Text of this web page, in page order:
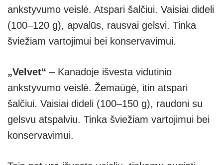
ankstyvumo veislė. Atspari šalčiui. Vaisiai dideli
(100–120 g), apvalūs, rausvai gelsvi. Tinka
šviežiam vartojimui bei konservavimui.
„Velvet“ – Kanadoje išvesta vidutinio
ankstyvumo veislė. Žemaūgė, itin atspari
šalčiui. Vaisiai dideli (100–150 g), raudoni su
gelsvu atspalviu. Tinka šviežiam vartojimui bei
konservavimui.